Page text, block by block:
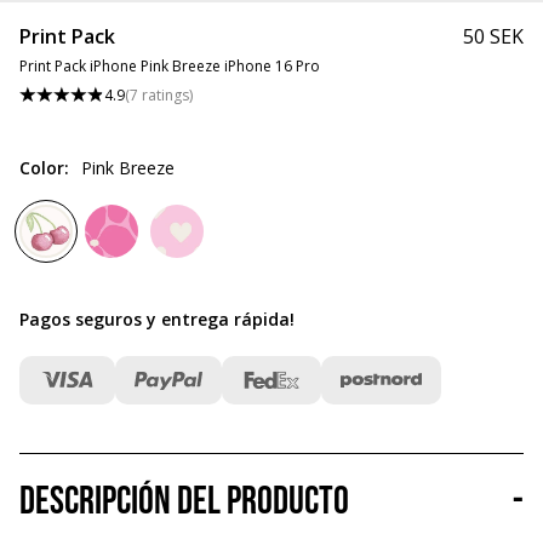
Print Pack
Print Pack iPhone Pink Breeze iPhone 16 Pro
4.9(7 ratings)
50 SEK
Color: Pink Breeze
Pagos seguros y entrega rápida!
Descripción del producto -